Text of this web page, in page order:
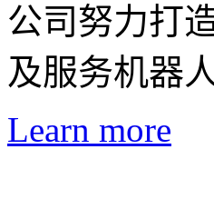
公司努力打
及服务机器
Learn more